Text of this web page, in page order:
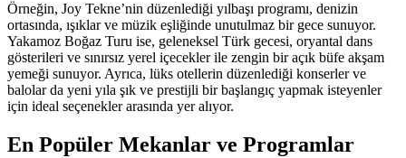
Örneğin, Joy Tekne’nin düzenlediği yılbaşı programı, denizin
ortasında, ışıklar ve müzik eşliğinde unutulmaz bir gece sunuyor.
Yakamoz Boğaz Turu ise, geleneksel Türk gecesi, oryantal dans
gösterileri ve sınırsız yerel içecekler ile zengin bir açık büfe akşam
yemeği sunuyor. Ayrıca, lüks otellerin düzenlediği konserler ve
balolar da yeni yıla şık ve prestijli bir başlangıç yapmak isteyenler
için ideal seçenekler arasında yer alıyor.
En Popüler Mekanlar ve Programlar